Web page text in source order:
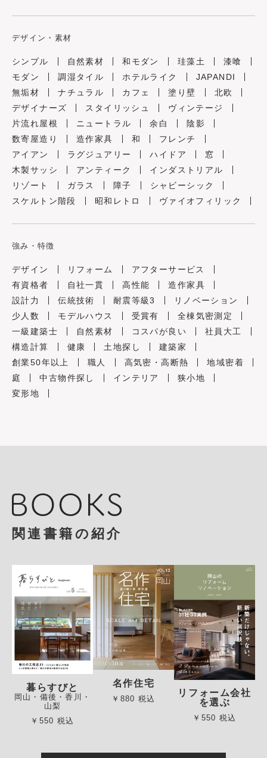
デザイン・素材
シンプル 自然素材 和モダン 珪藻土
漆喰
モダン
調湿タイル ホテルライク
JAPANDI
無垢材
ナチュラル カフェ 塗り壁
北欧
デザイナーズ
スタイリッシュ
ヴィンテージ
片流れ屋根
ニュートラル 余白
陰影
数寄屋造り
造作家具 和
フレンチ
アイアン
ラグジュアリー ハイドア
窓
木製サッシ
アンティーク
インダストリアル
リゾート
ガラス 障子
シャビーシック
スケルトン階段
昭和レトロ ヴァイオフィリック
強み・特徴
デザイン リフォーム
アフターサービス
有資格者
自社一貫 高性能
造作家具
設計力
伝統技術 耐震等級3
リノベーション
少人数
モデルハウス 受賞有
全棟気密測定
一級建築士
自然素材 コスパが良い
社員大工
構造計算
健康 土地探し
建築家
創業50年以上
職人 高気密・高断熱
地域密着
庭
中古物件探し インテリア
狭小地
変形地
関連書籍の紹介
暮らすびと
岡山・備後・香川・
山梨
￥550 税込
名作住宅
￥880 税込
リフォーム会社
を選ぶ
￥550 税込